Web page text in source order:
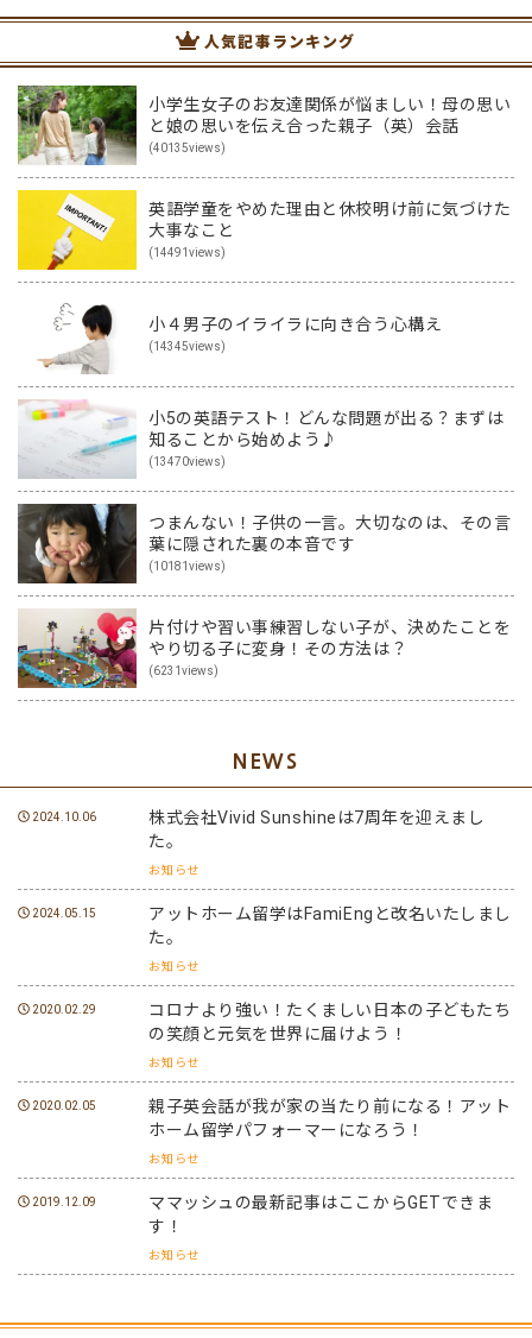
人気記事ランキング
小学生女子のお友達関係が悩ましい！母の思い
と娘の思いを伝え合った親子（英）会話
(40135views)
英語学童をやめた理由と休校明け前に気づけた
大事なこと
(14491views)
小４男子のイライラに向き合う心構え
(14345views)
小5の英語テスト！どんな問題が出る？まずは
知ることから始めよう♪
(13470views)
つまんない！子供の一言。大切なのは、その言
葉に隠された裏の本音です
(10181views)
片付けや習い事練習しない子が、決めたことを
やり切る子に変身！その方法は？
(6231views)
NEWS
2024.10.06
株式会社Vivid Sunshineは7周年を迎えまし
た。
お知らせ
2024.05.15
アットホーム留学はFamiEngと改名いたしまし
た。
お知らせ
2020.02.29
コロナより強い！たくましい日本の子どもたち
の笑顔と元気を世界に届けよう！
お知らせ
2020.02.05
親子英会話が我が家の当たり前になる！アット
ホーム留学パフォーマーになろう！
お知らせ
2019.12.09
ママッシュの最新記事はここからGETできま
す！
お知らせ